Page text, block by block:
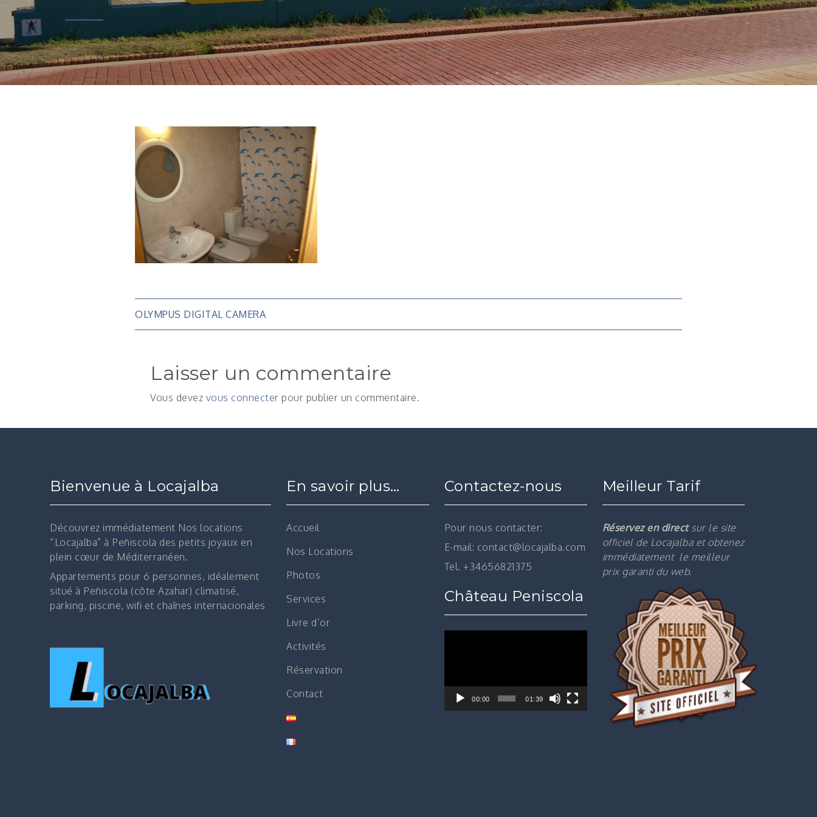
Navigation
l’article
OLYMPUS DIGITAL CAMERA
Laisser un commentaire
Vous devez vous connecter pour publier un commentaire.
Bienvenue à Locajalba
Découvrez immédiatement Nos locations
“Locajalba” à Peñiscola des petits joyaux en
plein cœur de Méditerranéen.
Appartements pour 6 personnes, idéalement
situé à Peñiscola (côte Azahar) climatisé,
parking, piscine, wifi et chaînes internacionales
En savoir plus…
Accueil
Nos Locations
Photos
Services
Livre d’or
Activités
Réservation
Contact
Contactez-nous
Pour nous contacter:
E-mail: contact@locajalba.com
Tel. +34656821375
Château Peniscola
00:00 01:39
Meilleur Tarif
Réservez en directsur le site
officiel de Locajalba et obtenez
immédiatement le meilleur
prix garanti du web.